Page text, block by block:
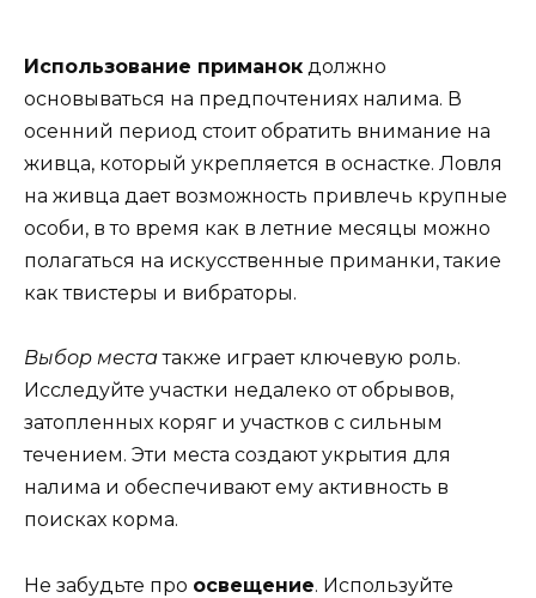
Использование приманок должно
основываться на предпочтениях налима. В
осенний период стоит обратить внимание на
живца, который укрепляется в оснастке. Ловля
на живца дает возможность привлечь крупные
особи, в то время как в летние месяцы можно
полагаться на искусственные приманки, такие
как твистеры и вибраторы.
Выбор местатакже играет ключевую роль.
Исследуйте участки недалеко от обрывов,
затопленных коряг и участков с сильным
течением. Эти места создают укрытия для
налима и обеспечивают ему активность в
поисках корма.
Не забудьте про освещение. Используйте